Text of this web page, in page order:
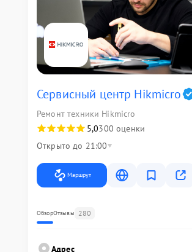
Сервисный центр Hikmicro
Ремонт техники Hikmicro
5,0300 оценки
Открыто до 21:00
Маршрут
ОбзорОтзывы 280
Адрес